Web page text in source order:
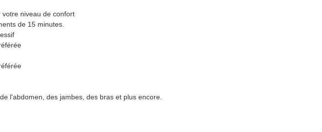
votre niveau de confort
de 15 minutes.
l'abdomen, des jambes, des bras et plus encore.